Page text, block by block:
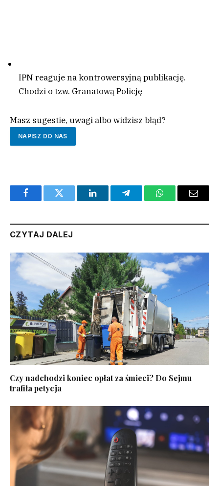
IPN reaguje na kontrowersyjną publikację.
Chodzi o tzw. Granatową Policję
Masz sugestie, uwagi albo widzisz błąd?
NAPISZ DO NAS
FacebookTwitter LinkedInTelegramWhatsAppEmail
CZYTAJ DALEJ
Czy nadchodzi koniec opłat za śmieci? Do Sejmu
trafiła petycja